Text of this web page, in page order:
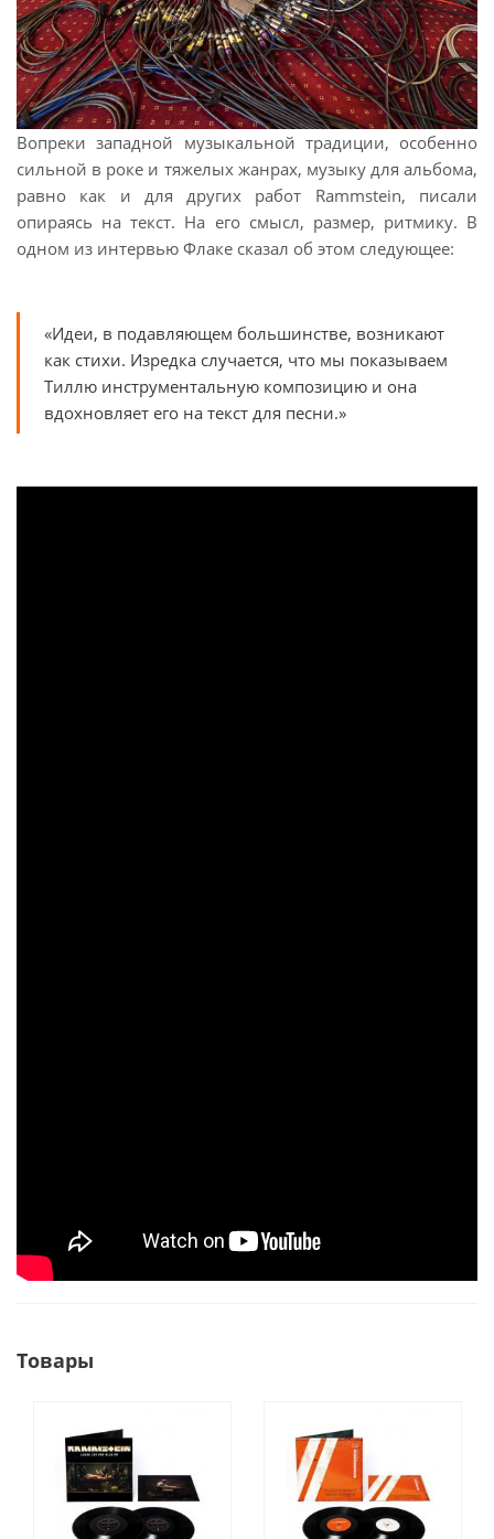
Вопреки западной музыкальной традиции, особенно
сильной в роке и тяжелых жанрах, музыку для альбома,
равно как и для других работ Rammstein, писали
опираясь на текст. На его смысл, размер, ритмику. В
одном из интервью Флаке сказал об этом следующее:
«Идеи, в подавляющем большинстве, возникают
как стихи. Изредка случается, что мы показываем
Тиллю инструментальную композицию и она
вдохновляет его на текст для песни.»
Товары